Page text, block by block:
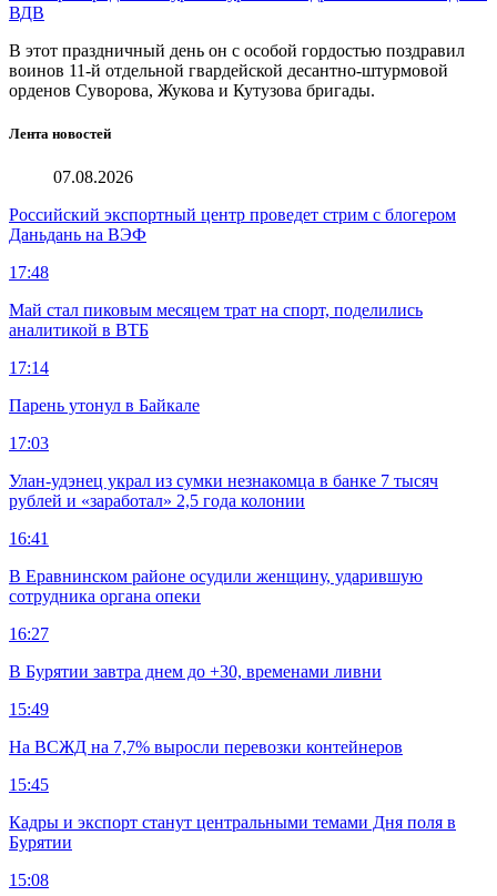
ВДВ
В этот праздничный день он с особой гордостью поздравил
воинов 11-й отдельной гвардейской десантно-штурмовой
орденов Суворова, Жукова и Кутузова бригады.
Лента новостей
07.08.2026
Российский экспортный центр проведет стрим с блогером
Даньдань на ВЭФ
17:48
Май стал пиковым месяцем трат на спорт, поделились
аналитикой в ВТБ
17:14
Парень утонул в Байкале
17:03
Улан-удэнец украл из сумки незнакомца в банке 7 тысяч
рублей и «заработал» 2,5 года колонии
16:41
В Еравнинском районе осудили женщину, ударившую
сотрудника органа опеки
16:27
В Бурятии завтра днем до +30, временами ливни
15:49
На ВСЖД на 7,7% выросли перевозки контейнеров
15:45
Кадры и экспорт станут центральными темами Дня поля в
Бурятии
15:08